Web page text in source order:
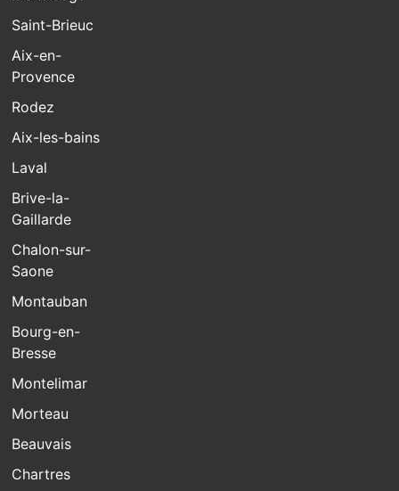
Saint-Brieuc
Aix-en-
Provence
Rodez
Aix-les-bains
Laval
Brive-la-
Gaillarde
Chalon-sur-
Saone
Montauban
Bourg-en-
Bresse
Montelimar
Morteau
Beauvais
Chartres